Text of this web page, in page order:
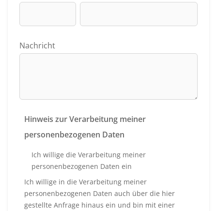
Nachricht
Hinweis zur Verarbeitung meiner
personenbezogenen Daten
Ich willige die Verarbeitung meiner
personenbezogenen Daten ein
Ich willige in die Verarbeitung meiner
personenbezogenen Daten auch über die hier
gestellte Anfrage hinaus ein und bin mit einer